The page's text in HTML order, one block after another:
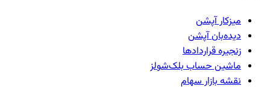
میزکار آپشن
دیده‌بان آپشن
زنجیره قراردادها
ماشین حساب بلک‌شولز
نقشه بازار سهام